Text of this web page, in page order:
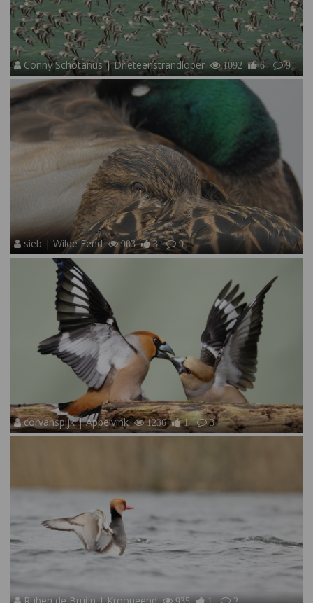
Conny Schotanus | Drieteenstrandloper 1092 6 9
sieb | Wilde Eend 903 3 9
corvanspijk | Appelvink 1236 1 3
935 1 2